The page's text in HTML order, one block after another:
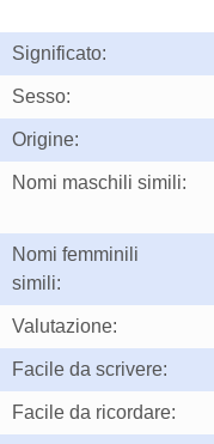
Significato:
Sesso:
Origine:
Nomi maschili simili:
Nomi femminili
simili:
Valutazione:
Facile da scrivere:
Facile da ricordare: